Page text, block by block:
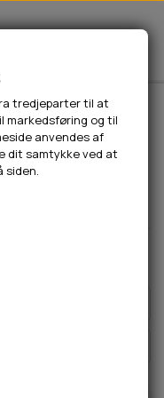
& NÆSE
Storkøb
tredjeparter til at
markedsføring og til
anvendes af
dit samtykke ved at
siden.